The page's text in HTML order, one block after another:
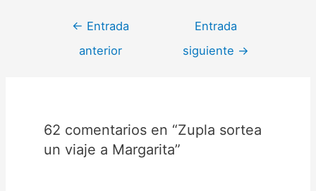
← Entrada
anterior
Entrada
siguiente →
62 comentarios en “Zupla sortea
un viaje a Margarita”